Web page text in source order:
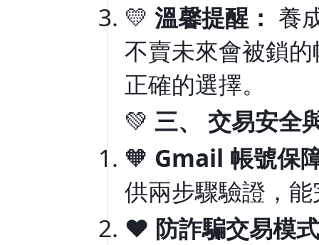
💛 溫馨提醒： 養
不賣未來會被鎖
正確的選擇。
💚 三、 交易安全
🧡 Gmail 帳號保
供兩步驟驗證，
❤️ 防詐騙交易模